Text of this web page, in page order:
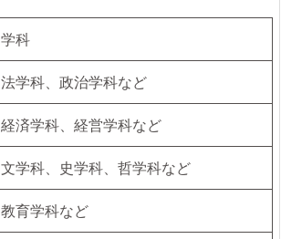
学科
法学科、政治学科など
経済学科、経営学科など
文学科、史学科、哲学科など
教育学科など